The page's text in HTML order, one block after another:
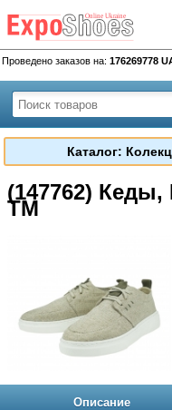
Проведено заказов на: 176269778
Каталог:
(147762)
TM
Описание